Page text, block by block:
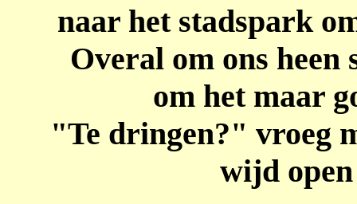
naar het stadspark
Overal om ons heen
om het maar
"Te dringen?" vroeg
wijd